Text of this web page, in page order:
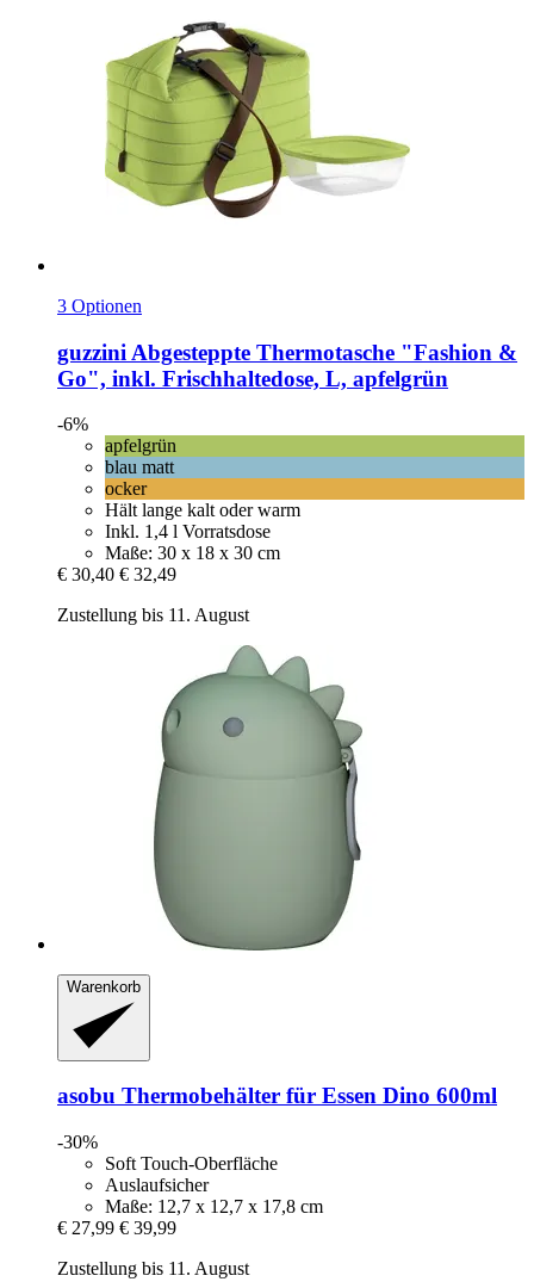
3 Optionen
guzzini Abgesteppte Thermotasche "Fashion &
Go", inkl. Frischhaltedose, L, apfelgrün
-6%
apfelgrün
blau matt
ocker
Hält lange kalt oder warm
Inkl. 1,4 l Vorratsdose
Maße: 30 x 18 x 30 cm
€ 30,40 € 32,49
Zustellung bis 11. August
Warenkorb
asobu Thermobehälter für Essen Dino 600ml
-30%
Soft Touch-Oberfläche
Auslaufsicher
Maße: 12,7 x 12,7 x 17,8 cm
€ 27,99 € 39,99
Zustellung bis 11. August